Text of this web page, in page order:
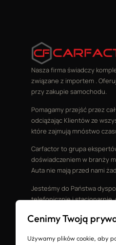
Nasza firma świadczy
związane z importem .
przy zakupie samochodu.
Pomagamy przejść przez
odciążając Klientów ze
które zajmują mnóstwo
Carfactor to grupa
doświadczeniem w branży
Auta nie mają przed nami
Jesteśmy do Państwa
telefonicznie i stacjonarnie,
Cenimy Twoją
Używamy plików cookie, aby